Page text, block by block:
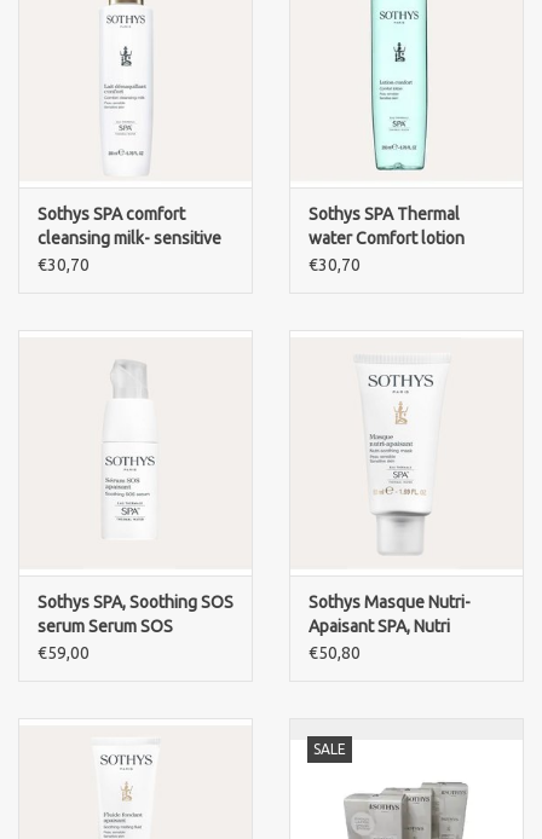
Sothys SPA comfort
cleansing milk- sensitive
skin
€30,70
Sothys SPA Thermal
water Comfort lotion
sensitive skin.200ml
€30,70
Sothys SPA, Soothing SOS
serum Serum SOS
Apaisant
€59,00
Sothys Masque Nutri-
Apaisant SPA, Nutri
soothing mask sensitive
€50,80
SALE